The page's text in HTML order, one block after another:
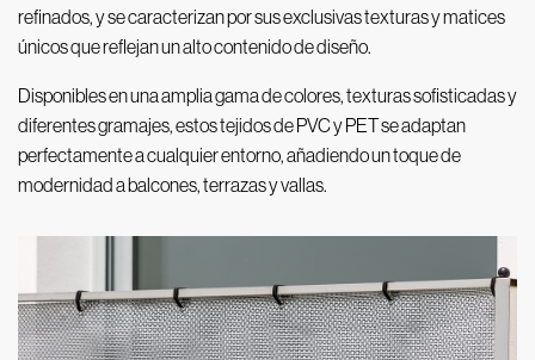
refinados, y se caracterizan por sus exclusivas texturas y matices
únicos que reflejan un alto contenido de diseño.
Disponibles en una amplia gama de colores, texturas sofisticadas y
diferentes gramajes, estos tejidos de PVC y PET se adaptan
perfectamente a cualquier entorno, añadiendo un toque de
modernidad a balcones, terrazas y vallas.